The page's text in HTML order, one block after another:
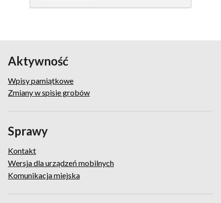
wpis
Aktywność
Wpisy pamiątkowe
Zmiany w spisie grobów
Sprawy
Kontakt
Wersja dla urządzeń mobilnych
Komunikacja miejska